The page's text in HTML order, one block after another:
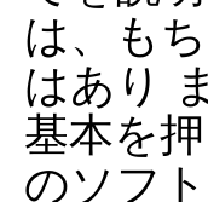
は、も
はあり
基本を
のソフ